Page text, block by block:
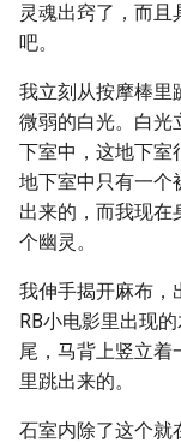
灵魂出窍了，而且
吧。
我立刻从按摩棒里
微弱的白光。白光
下室中，这地下室
地下室中只有一个
出来的，而我现在
个幽灵。
我伸手揭开麻布，
RB小电影里出现
尾，马背上竖立着
里跳出来的。
石室内除了这个就